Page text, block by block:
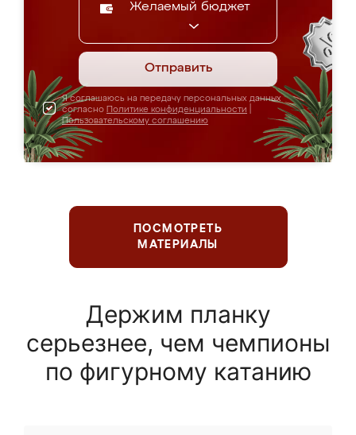
Желаемый бюджет
Отправить
Я соглашаюсь на передачу персональных данных
согласно Политике конфиденциальности
Пользовательскому соглашению
ПОСМОТРЕТЬ
МАТЕРИАЛЫ
Держим планку
серьезнее, чем чемпионы
по фигурному катанию